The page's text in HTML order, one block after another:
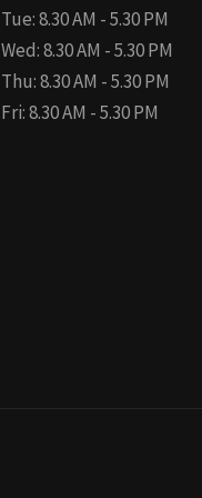
Tue: 8.30 AM - 5.30 PM
Wed: 8.30 AM - 5.30 PM
Thu: 8.30 AM - 5.30 PM
Fri: 8.30 AM - 5.30 PM